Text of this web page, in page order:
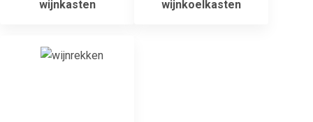
wijnkasten wijnkoelkasten